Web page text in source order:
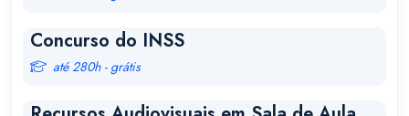
Concurso do INSS
até 280h - grátis